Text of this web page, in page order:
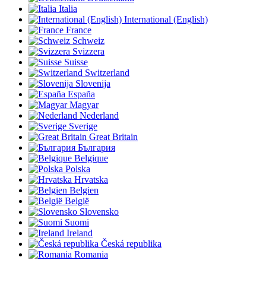
Italia
International (English)
France
Schweiz
Svizzera
Suisse
Switzerland
Slovenija
España
Magyar
Nederland
Sverige
Great Britain
България
Belgique
Polska
Hrvatska
Belgien
België
Slovensko
Suomi
Ireland
Česká republika
Romania